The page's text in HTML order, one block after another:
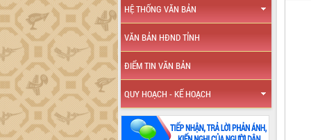
HỆ THỐNG VĂN BẢN
VĂN BẢN HĐND TỈNH
ĐIỂM TIN VĂN BẢN
QUY HOẠCH - KẾ HOẠCH